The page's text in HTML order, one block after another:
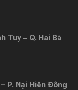
Tuy – Q. Hai Bà
P. Nại Hiên Đông